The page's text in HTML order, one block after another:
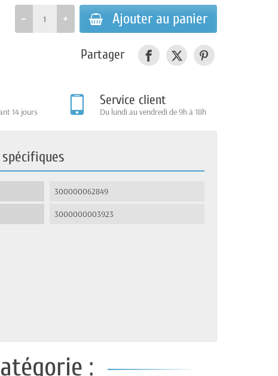
Ajouter au panier
Partager
14 jours
Service client
Du lundi au vendredi de 9h à 18h
300000062849
3000000003923
: